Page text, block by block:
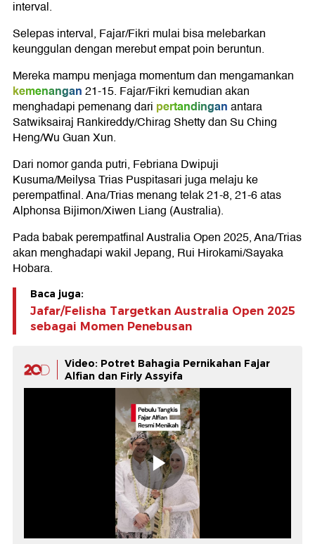
interval.
Selepas interval, Fajar/Fikri mulai bisa melebarkan
keunggulan dengan merebut empat poin beruntun.
Mereka mampu menjaga momentum dan mengamankan
kemenangan21-15. Fajar/Fikri kemudian akan
menghadapi pemenang dari pertandinganantara
Satwiksairaj Rankireddy/Chirag Shetty dan Su Ching
Heng/Wu Guan Xun.
Dari nomor ganda putri, Febriana Dwipuji
Kusuma/Meilysa Trias Puspitasari juga melaju ke
perempatfinal. Ana/Trias menang telak 21-8, 21-6 atas
Alphonsa Bijimon/Xiwen Liang (Australia).
Pada babak perempatfinal Australia Open 2025, Ana/Trias
akan menghadapi wakil Jepang, Rui Hirokami/Sayaka
Hobara.
Baca juga:
Jafar/Felisha Targetkan Australia Open 2025
sebagai Momen Penebusan
Video: Potret Bahagia Pernikahan Fajar
Alfian dan Firly Assyifa